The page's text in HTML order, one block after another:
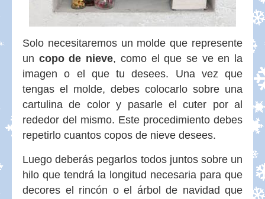
Solo necesitaremos un molde que represente
un copo de nieve, como el que se ve en la
imagen o el que tu desees. Una vez que
tengas el molde, debes colocarlo sobre una
cartulina de color y pasarle el cuter por al
rededor del mismo. Este procedimiento debes
repetirlo cuantos copos de nieve desees.
Luego deberás pegarlos todos juntos sobre un
hilo que tendrá la longitud necesaria para que
decores el rincón o el árbol de navidad que